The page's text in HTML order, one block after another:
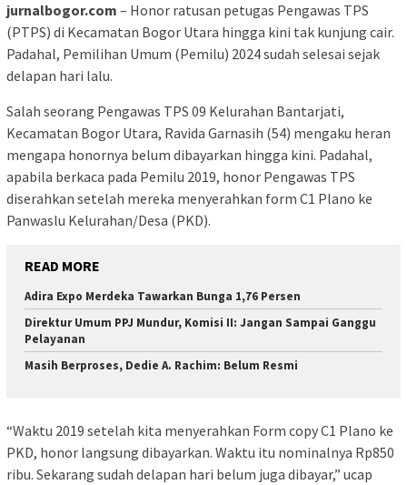
jurnalbogor.com – Honor ratusan petugas Pengawas TPS
(PTPS) di Kecamatan Bogor Utara hingga kini tak kunjung cair.
Padahal, Pemilihan Umum (Pemilu) 2024 sudah selesai sejak
delapan hari lalu.
Salah seorang Pengawas TPS 09 Kelurahan Bantarjati,
Kecamatan Bogor Utara, Ravida Garnasih (54) mengaku heran
mengapa honornya belum dibayarkan hingga kini. Padahal,
apabila berkaca pada Pemilu 2019, honor Pengawas TPS
diserahkan setelah mereka menyerahkan form C1 Plano ke
Panwaslu Kelurahan/Desa (PKD).
READ MORE
Adira Expo Merdeka Tawarkan Bunga 1,76 Persen
Direktur Umum PPJ Mundur, Komisi II: Jangan Sampai Ganggu
Pelayanan
Masih Berproses, Dedie A. Rachim: Belum Resmi
“Waktu 2019 setelah kita menyerahkan Form copy C1 Plano ke
PKD, honor langsung dibayarkan. Waktu itu nominalnya Rp850
ribu. Sekarang sudah delapan hari belum juga dibayar,” ucap